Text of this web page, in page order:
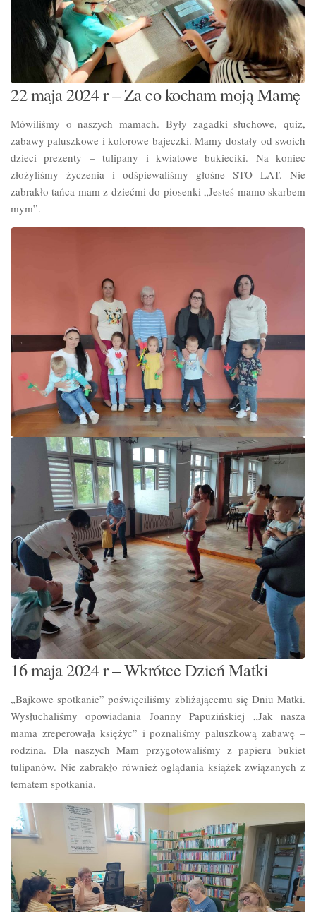
22 maja 2024 r – Za co kocham moją Mamę
Mówiliśmy o naszych mamach. Były zagadki słuchowe, quiz,
zabawy paluszkowe i kolorowe bajeczki. Mamy dostały od swoich
dzieci prezenty – tulipany i kwiatowe bukieciki. Na koniec
złożyliśmy życzenia i odśpiewaliśmy głośne STO LAT. Nie
zabrakło tańca mam z dziećmi do piosenki „Jesteś mamo skarbem
mym”.
16 maja 2024 r – Wkrótce Dzień Matki
„Bajkowe spotkanie” poświęciliśmy zbliżającemu się Dniu Matki.
Wysłuchaliśmy opowiadania Joanny Papuzińskiej „Jak nasza
mama zreperowała księżyc” i poznaliśmy paluszkową zabawę –
rodzina. Dla naszych Mam przygotowaliśmy z papieru bukiet
tulipanów. Nie zabrakło również oglądania książek związanych z
tematem spotkania.